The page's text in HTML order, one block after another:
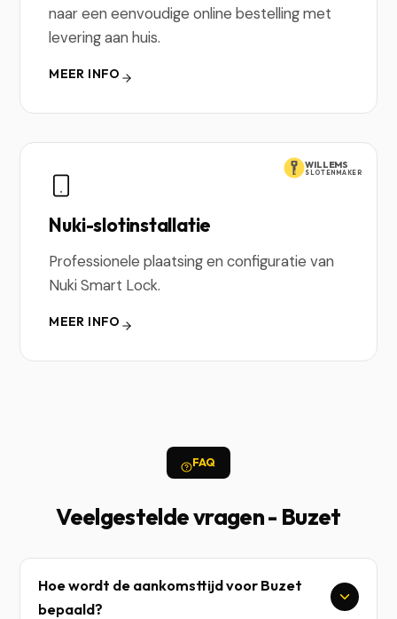
naar een eenvoudige online bestelling met
levering aan huis.
MEER INFO
WILLEMS
SLOTENMAKER
Nuki-slotinstallatie
Professionele plaatsing en configuratie van
Nuki Smart Lock.
MEER INFO
FAQ
Veelgestelde vragen - Buzet
Hoe wordt de aankomsttijd voor Buzet
bepaald?